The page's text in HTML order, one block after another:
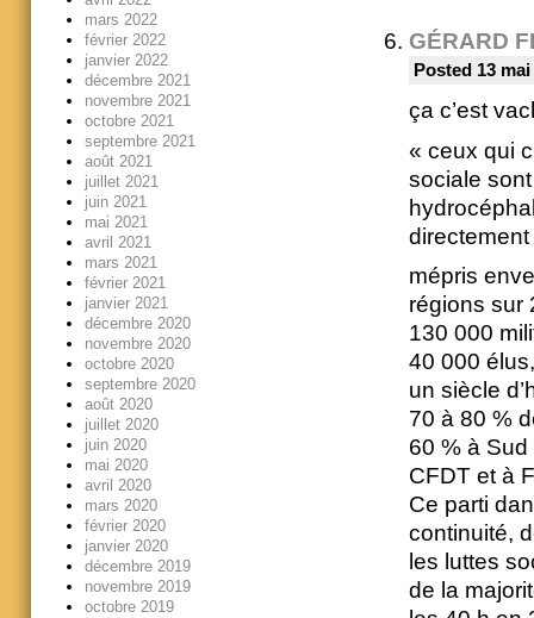
GÉRARD
Posted 13
ça c’est
« ceux qui
sociale
mépris
régions sur
130 000
40 000 élus,
un siècle
70 à 80 %
60 % à
CFDT et à
Ce parti
continuité,
les luttes
de la
mars 2022
février 2022
janvier 2022
décembre 2021
novembre 2021
octobre 2021
septembre 2021
août 2021
juillet 2021
juin 2021
mai 2021
avril 2021
mars 2021
février 2021
janvier 2021
décembre 2020
novembre 2020
octobre 2020
septembre 2020
août 2020
juillet 2020
juin 2020
mai 2020
avril 2020
mars 2020
février 2020
janvier 2020
décembre 2019
novembre 2019
octobre 2019